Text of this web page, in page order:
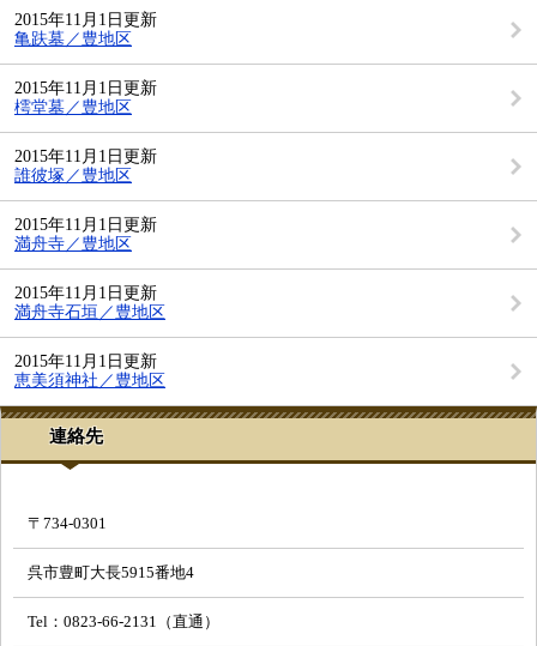
2015年11月1日更新
亀趺墓／豊地区
2015年11月1日更新
樗堂墓／豊地区
2015年11月1日更新
誰彼塚／豊地区
2015年11月1日更新
満舟寺／豊地区
2015年11月1日更新
満舟寺石垣／豊地区
2015年11月1日更新
恵美須神社／豊地区
連絡先
〒734-0301
呉市豊町大長5915番地4
Tel：0823-66-2131（直通）